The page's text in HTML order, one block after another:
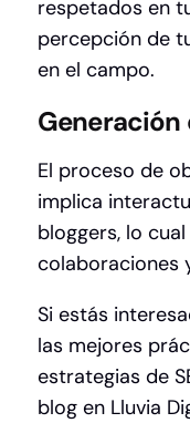
respetados en
percepción de
en el campo.
Generación
El proceso de
implica
bloggers, lo
colaboraciones
Si estás
las mejores
estrategias de
blog en Lluvia